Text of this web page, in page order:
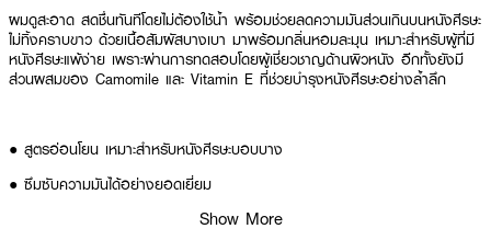
ผมดูสะอาด สดชื่นทันทีโดยไม่ต้องใช้น้ำ พร้อมช่วยลดความมันส่วนเกินบนหนังศีรษะ
ไม่ทิ้งคราบขาว ด้วยเนื้อสัมผัสบางเบา มาพร้อมกลิ่นหอมละมุน เหมาะสำหรับผู้ที่มี
หนังศีรษะแพ้ง่าย เพราะผ่านการทดสอบโดยผู้เชี่ยวชาญด้านผิวหนัง อีกทั้งยังมี
ส่วนผสมของ Camomile และ Vitamin E ที่ช่วยบำรุงหนังศีรษะอย่างล้ำลึก
● สูตรอ่อนโยน เหมาะสำหรับหนังศีรษะบอบบาง
● ซึมซับความมันได้อย่างยอดเยี่ยม
Show More